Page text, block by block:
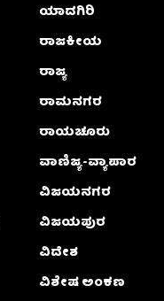
ಯಾದಗಿರಿ
ರಾಜಕೀಯ
ರಾಜ್ಯ
ರಾಮನಗರ
ರಾಯಚೂರು
ವಾಣಿಜ್ಯ-ವ್ಯಾಪಾರ
ವಿಜಯನಗರ
ವಿಜಯಪುರ
ವಿದೇಶ
ವಿಶೇಷ ಅಂಕಣ